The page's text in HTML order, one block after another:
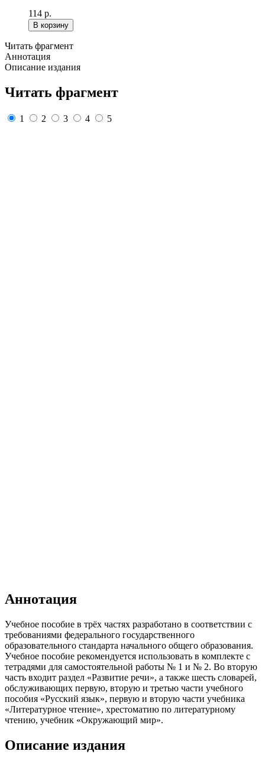
114 р.
В корзину
Читать фрагмент
Аннотация
Описание издания
Читать фрагмент
1 2 3 4 5
Аннотация
Учебное пособие в трёх частях разработано в соответствии с
требованиями федерального государственного
образовательного стандарта начального общего образования.
Учебное пособие рекомендуется использовать в комплекте с
тетрадями для самостоятельной работы № 1 и № 2. Во вторую
часть входит раздел «Развитие речи», а также шесть словарей,
обслуживающих первую, вторую и третью части учебного
пособия «Русский язык», первую и вторую части учебника
«Литературное чтение», хрестоматию по литературному
чтению, учебник «Окружающий мир».
Описание издания